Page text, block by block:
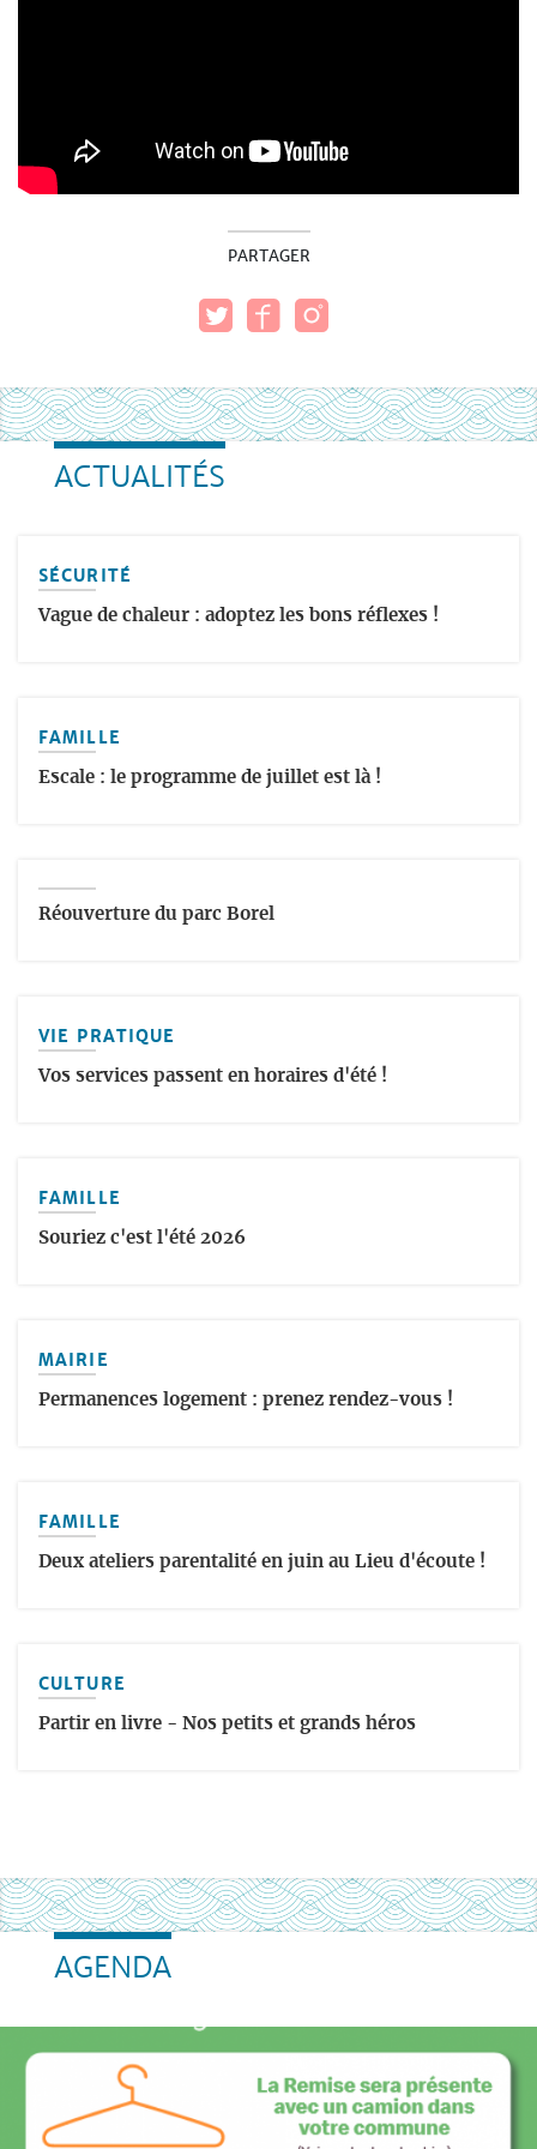
PARTAGER
ACTUALITÉS
SÉCURITÉ
Vague de chaleur : adoptez les bons réflexes !
FAMILLE
Escale : le programme de juillet est là !
Réouverture du parc Borel
VIE PRATIQUE
Vos services passent en horaires d'été !
FAMILLE
Souriez c'est l'été 2026
MAIRIE
Permanences logement : prenez rendez-vous !
FAMILLE
Deux ateliers parentalité en juin au Lieu d'écoute !
CULTURE
Partir en livre - Nos petits et grands héros
AGENDA